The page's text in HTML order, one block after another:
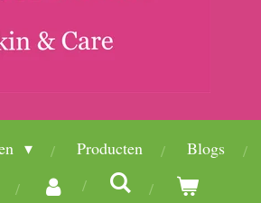
Producten Blogs